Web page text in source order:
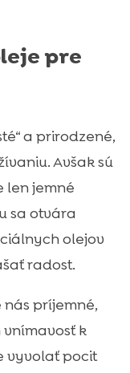
pre
a prirodzené,
Avšak sú
len jemné
sa otvára
olejov
radost.
nás príjemné,
k
vyvolať pocit